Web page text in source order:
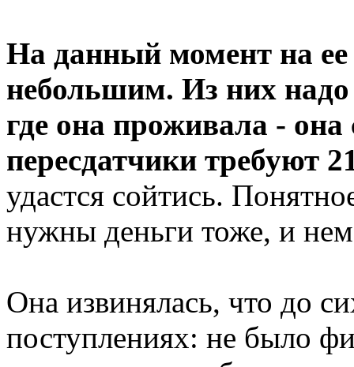
На данный момент на ее
небольшим. Из них надо
где она проживала - она
пересдатчики требуют
удастся сойтись.
нужны деньги тоже, и
Она извинялась, что до
поступлениях: не было